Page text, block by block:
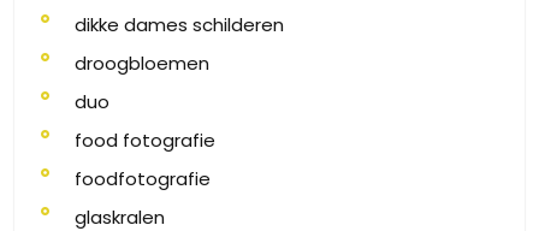
dikke dames schilderen
droogbloemen
duo
food fotografie
foodfotografie
glaskralen